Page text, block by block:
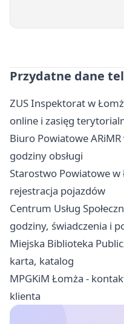
Przydatne dane
ZUS Inspektorat w
online i zasięg
Biuro Powiatowe
godziny obsługi
Starostwo Powiatowe w
rejestracja pojazdów
Centrum Usług
godziny, świadczenia i
Miejska Biblioteka
karta, katalog
MPGKiM Łomża -
klienta